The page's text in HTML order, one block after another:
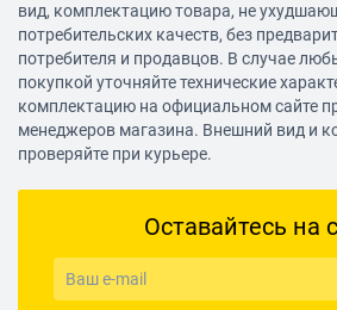
вид, комплектацию товара, не
потребительских качеств, без
потребителя и продавцов. В случае
покупкой уточняйте технические
комплектацию на официальном сайте
менеджеров магазина. Внешний вид и
проверяйте при курьере.
Оставайтесь на